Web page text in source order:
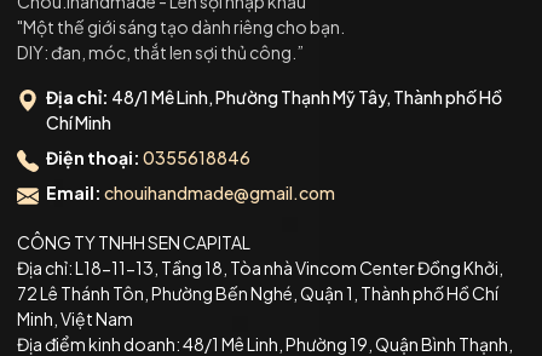
"Một thế giới sáng tạo dành riêng cho bạn.
DIY: đan, móc, thắt len sợi thủ công.”
Địa chỉ: 48/1 Mê Linh, Phường Thạnh Mỹ Tây, Thành phố Hồ
Chí Minh
Điện thoại: 0355618846
Email: chouihandmade@gmail.com
CÔNG TY TNHH SEN CAPITAL
Địa chỉ: L18-11-13, Tầng 18, Tòa nhà Vincom Center Đồng Khởi,
72 Lê Thánh Tôn, Phường Bến Nghé, Quận 1, Thành phố Hồ Chí
Minh, Việt Nam
Địa điểm kinh doanh: 48/1 Mê Linh, Phường 19, Quận Bình Thạnh,